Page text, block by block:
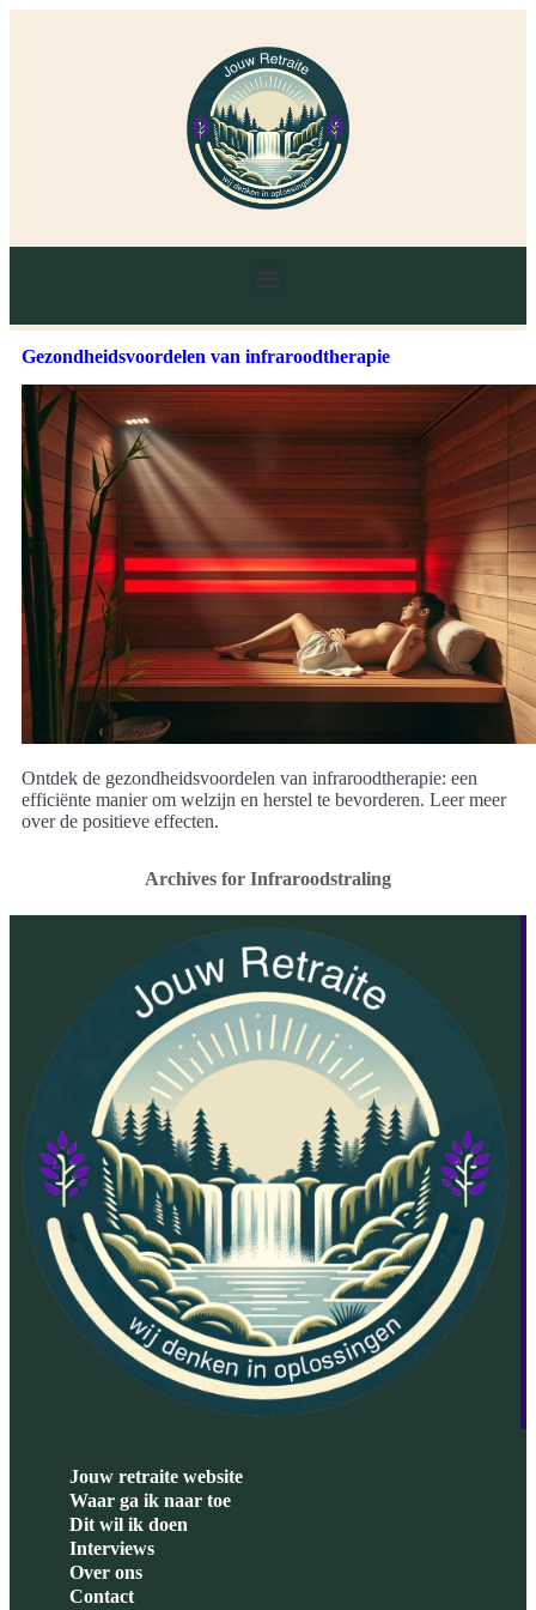
Gezondheidsvoordelen van infraroodtherapie
Ontdek de gezondheidsvoordelen van infraroodtherapie: een
efficiënte manier om welzijn en herstel te bevorderen. Leer meer
over de positieve effecten.
Archives for Infraroodstraling
Jouw retraite website
Waar ga ik naar toe
Dit wil ik doen
Interviews
Over ons
Contact